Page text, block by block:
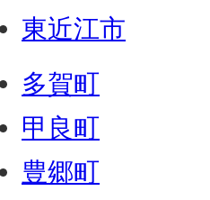
東近江市
多賀町
甲良町
豊郷町